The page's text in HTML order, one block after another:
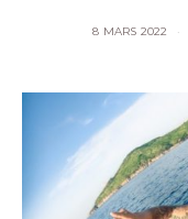
8 MARS 2022